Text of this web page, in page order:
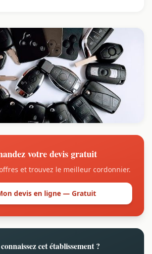
votre devis gratuit
et trouvez le meilleur cordonnier.
devis en ligne — Gratuit
cet établissement ?